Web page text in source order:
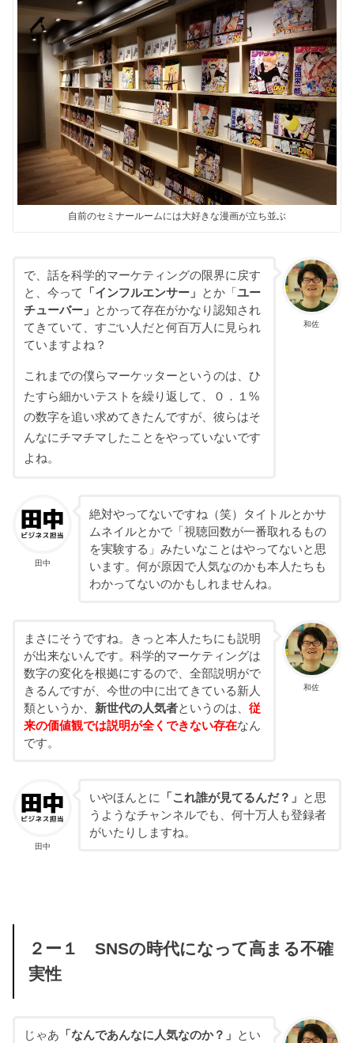
自前のセミナールームには大好きな漫画が立ち並ぶ
和佐
で、話を科学的マーケティングの限界に戻す
と、今って
「インフルエンサー」 とか「 ユー
チューバー」
とかって存在がかなり認知され
てきていて、すごい人だと何百万人に見られ
ていますよね？
これまでの僕らマーケッターというのは、ひ
たすら細かいテストを繰り返して、０．１%
の数字を追い求めてきたんですが、彼らはそ
んなにチマチマしたことをやっていないです
よね。
田中
絶対やってないですね（笑）タイトルとかサ
ムネイルとかで「視聴回数が一番取れるもの
を実験する」みたいなことはやってないと思
います。何が原因で人気なのかも本人たちも
わかってないのかもしれませんね。
和佐
まさにそうですね。きっと本人たちにも説明
が出来ないんです。科学的マーケティングは
数字の変化を根拠にするので、全部説明がで
きるんですが、今世の中に出てきている新人
類というか、 新世代の人気者というのは、 従
来の価値観では説明が全くできない存在なん
です。
田中
いやほんとに 「これ誰が見てるんだ？」
と思
うようなチャンネルでも、何十万人も登録者
がいたりしますね。
２ー１ SNSの時代になって高まる不確
実性
じゃあ 「なんであんなに人気なのか？」
とい